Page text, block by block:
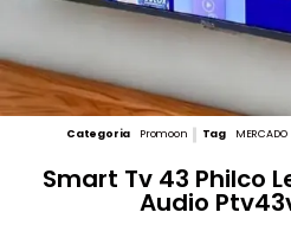
Categoria Promoon Tag
Smart Tv 43 Philco
Audio